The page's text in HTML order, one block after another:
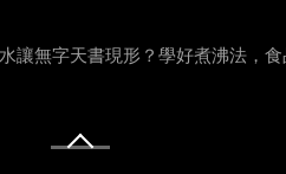
無字天書現形？學好煮沸法，